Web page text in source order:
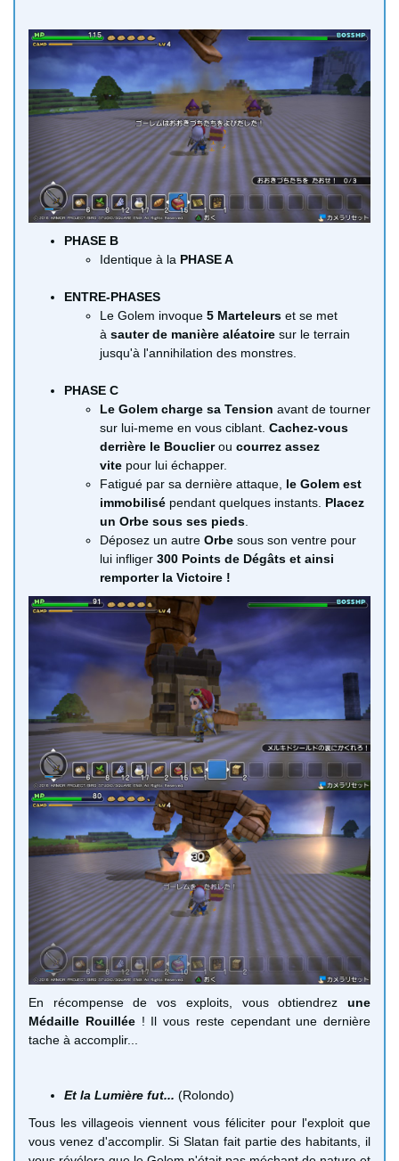
PHASE B
Identique à la PHASE A
ENTRE-PHASES
Le Golem invoque 5 Marteleurs et se met
à sauter de manière aléatoire sur le terrain
jusqu'à l'annihilation des monstres.
PHASE C
Le Golem charge sa Tension avant de tourner
sur lui-meme en vous ciblant. Cachez-vous
derrière le Bouclierou courrez assez
vite pour lui échapper.
Fatigué par sa dernière attaque, le Golem est
immobilisé pendant quelques instants. Placez
un Orbe sous ses pieds.
Déposez un autre Orbe sous son ventre pour
lui infliger 300 Points de Dégâts et ainsi
remporter la Victoire !
En récompense de vos exploits, vous obtiendrez une
Médaille Rouillée! Il vous reste cependant une dernière
tache à accomplir...
Et la Lumière fut... (Rolondo)
Tous les villageois viennent vous féliciter pour l'exploit que
vous venez d'accomplir. Si Slatan fait partie des habitants, il